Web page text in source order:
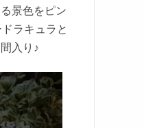
景色をピン
ラキュラと
入り♪